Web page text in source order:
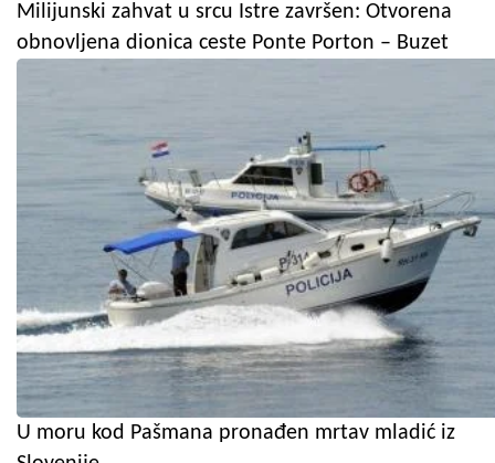
Milijunski zahvat u srcu Istre završen: Otvorena
obnovljena dionica ceste Ponte Porton – Buzet
U moru kod Pašmana pronađen mrtav mladić iz